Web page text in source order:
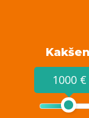
1000 €